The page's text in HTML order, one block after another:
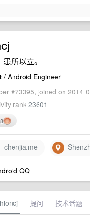
所以立。
/ Android Engineer
#73395, joined on 2014-
rank 23601
chenjia.me
QQ
提问 技术话题